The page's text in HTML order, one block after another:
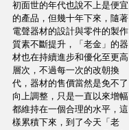
初面世的年代也說不上是便宜
的產品，但幾十年下來，隨著
電聲器材的設計與零件的製作
質素不斷提升，「老金」的器
材也在持續進步和優化至更高
層次，不過每一次的改朝換
代，器材的售價當然是免不了
向上調整，只是一直以來增幅
都維持在一個合理的水平，這
樣累積下來，到了今天「老